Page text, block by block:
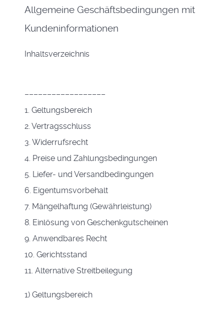
Allgemeine Geschäftsbedingungen mit
Kundeninformationen
Inhaltsverzeichnis
––––––––––––––––––
1. Geltungsbereich
2. Vertragsschluss
3. Widerrufsrecht
4. Preise und Zahlungsbedingungen
5. Liefer- und Versandbedingungen
6. Eigentumsvorbehalt
7. Mängelhaftung (Gewährleistung)
8. Einlösung von Geschenkgutscheinen
9. Anwendbares Recht
10. Gerichtsstand
11. Alternative Streitbeilegung
1) Geltungsbereich